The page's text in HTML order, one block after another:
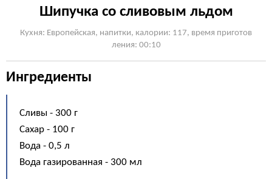
Шипучка со сливовым льдом
Кухня: Европейская, напитки, калории: 117, время приготов
ления: 00:10
Ингредиенты
Сливы - 300 г
Сахар - 100 г
Вода - 0,5 л
Вода газированная - 300 мл